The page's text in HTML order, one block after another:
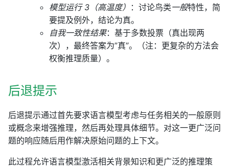
模型运行 3（高温度） ：讨论鸟类一般特性，简
要提及例外，结论为真。
自我一致性结果：基于多数投票（真出现两
次），最终答案为”真”。（注：更复杂的方法会
权衡推理质量）。
后退提示
后退提示通过首先要求语言模型考虑与任务相关的一般原则
或概念来增强推理，然后再处理具体细节。对这一更广泛问
题的响应随后用作解决原始问题的上下文。
此过程允许语言模型激活相关背景知识和更广泛的推理策